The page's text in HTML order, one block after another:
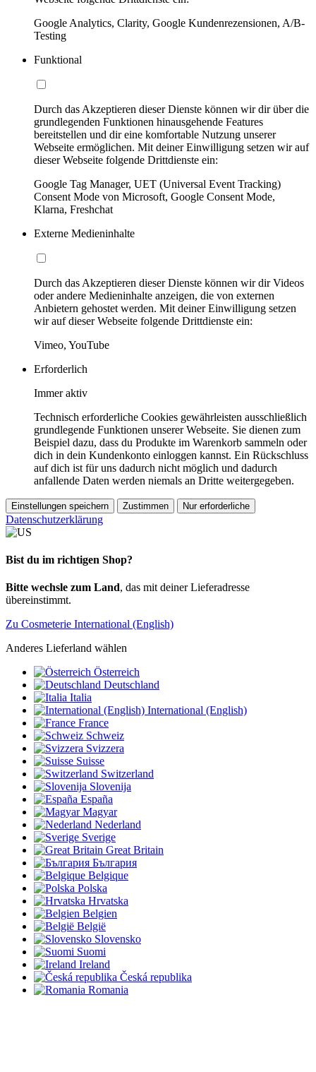
Google Analytics, Clarity, Google Kundenrezensionen, A/B-
Testing
Funktional
Durch das Akzeptieren dieser Dienste können wir dir über die
grundlegenden Funktionen hinausgehende Features
bereitstellen und dir eine komfortable Nutzung unserer
Webseite ermöglichen. Mit deiner Einwilligung setzen wir auf
dieser Webseite folgende Drittdienste ein:
Google Tag Manager, UET (Universal Event Tracking)
Consent Mode von Microsoft, Google Consent Mode,
Klarna, Freshchat
Externe Medieninhalte
Durch das Akzeptieren dieser Dienste können wir dir Videos
oder andere Medieninhalte anzeigen, die von externen
Anbietern gehostet werden. Mit deiner Einwilligung setzen
wir auf dieser Webseite folgende Drittdienste ein:
Vimeo, YouTube
Erforderlich
Immer aktiv
Technisch erforderliche Cookies gewährleisten ausschließlich
grundlegende Funktionen unserer Webseite. Sie dienen zum
Beispiel dazu, dass du Produkte im Warenkorb sammeln oder
dich in dein Kundenkonto einloggen kannst. Ein Rückschluss
auf dich ist für uns dadurch nicht möglich und dadurch
anfallende Daten werden niemals an Dritte weitergegeben.
Einstellungen speichern Zustimmen Nur erforderliche
Datenschutzerklärung
Bist du im richtigen Shop?
Bitte wechsle zum Land, das mit deiner Lieferadresse
übereinstimmt.
Zu Cosmeterie International (English)
Anderes Lieferland wählen
Österreich
Deutschland
Italia
International (English)
France
Schweiz
Svizzera
Suisse
Switzerland
Slovenija
España
Magyar
Nederland
Sverige
Great Britain
България
Belgique
Polska
Hrvatska
Belgien
België
Slovensko
Suomi
Ireland
Česká republika
Romania